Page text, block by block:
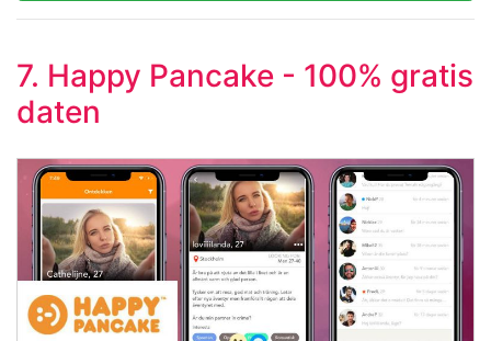
7. Happy Pancake - 100% gratis
daten